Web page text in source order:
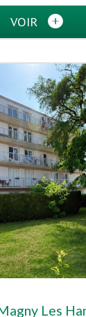
VOIR
Les